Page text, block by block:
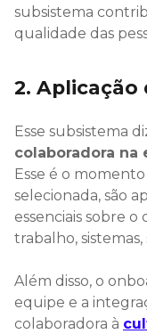
subsistema
qualidade das
2. Aplicação
Esse subsistema
colaboradora na
Esse é o
selecionada, são
essenciais sobre
trabalho,
Além disso, o
equipe e a
colaboradora à